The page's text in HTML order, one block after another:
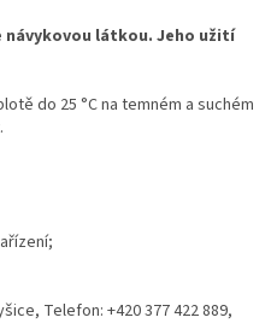
látkou. Jeho užití
do 25 °C na temném a suchém
Telefon: +420 377 422 889,